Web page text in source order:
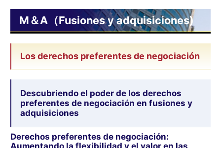
M＆A（Fusiones y adquisiciones)
Los derechos preferentes de negociación
Descubriendo el poder de los derechos
preferentes de negociación en fusiones y
adquisiciones
Derechos preferentes de negociación: